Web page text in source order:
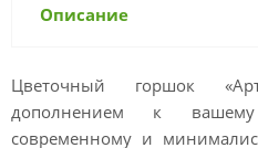
Описание
Цветочный горшок
дополнением к вашему
современному и